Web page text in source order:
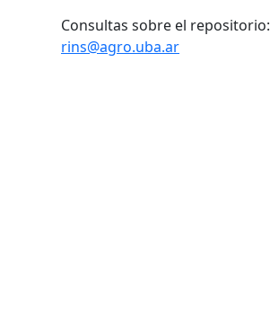
Consultas sobre el repositorio:
rins@agro.uba.ar